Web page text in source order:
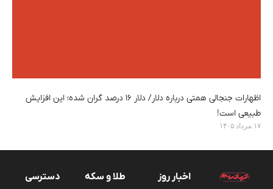
اظهارات جنجالی همتی درباره دلار/ دلار ۱۶ درصد گران شده؛ این افزایش
طبیعی است!
۱۷ مرداد ۱۴۰۵
اخبار روز طلا و سکه
دسترسی